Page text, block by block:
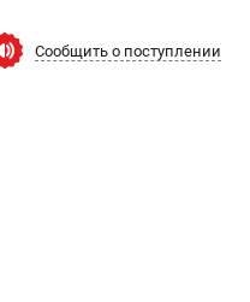
Сообщить о поступлении